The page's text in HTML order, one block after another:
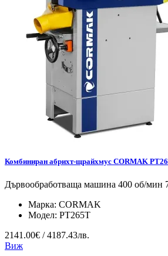
Комбиниран абрихт-щрайхмус CORMAK
Дървообработваща машина 400 об/мин
Марка: CORMAK
Модел: PT265T
2141.00€ / 4187.43лв.
Виж